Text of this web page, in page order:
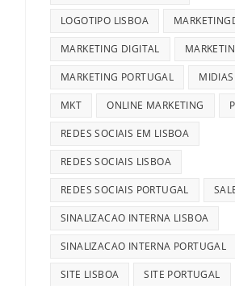
LOGOTIPO LISBOA
MARKETING DIGITAL
MARKETING PORTUGAL
MKT ONLINE MARKETING
REDES SOCIAIS EM LISBOA
REDES SOCIAIS LISBOA
REDES SOCIAIS PORTUGAL
SINALIZACAO INTERNA LISBOA
SINALIZACAO INTERNA PORTUGAL
SITE LISBOA SITE PORTUGAL